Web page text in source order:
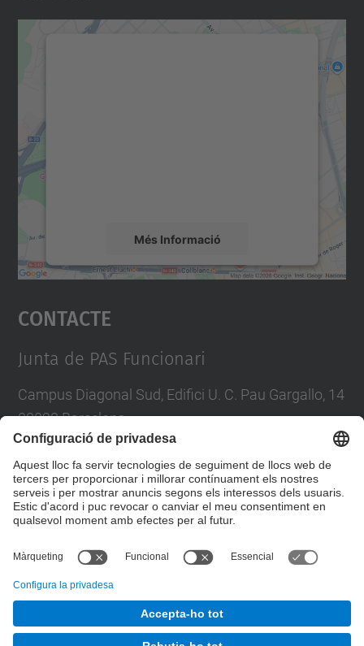
Més Informació
Accepta
powered by
Contacte
Junta de PAS Funcionari
Campus Diagonal Sud, Edifici U. C. Pau Gargallo, 14
08028 Barcelona
E-mail :junta.pasf@upc.edu
Formulari de contacte
Junta PAS Funcionari